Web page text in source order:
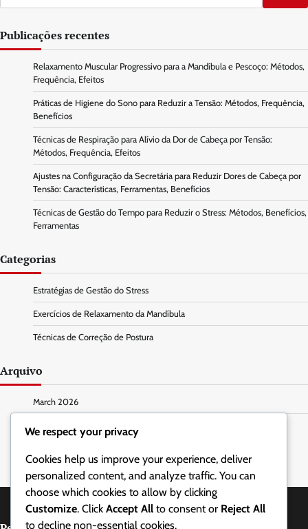
for:
Publicações recentes
Relaxamento Muscular Progressivo para a Mandíbula e Pescoço: Métodos,
Frequência, Efeitos
Práticas de Higiene do Sono para Reduzir a Tensão: Métodos, Frequência,
Benefícios
Técnicas de Respiração para Alívio da Dor de Cabeça por Tensão:
Métodos, Frequência, Efeitos
Ajustes na Configuração da Secretária para Reduzir Dores de Cabeça por
Tensão: Características, Ferramentas, Benefícios
Técnicas de Gestão do Tempo para Reduzir o Stress: Métodos, Benefícios,
Ferramentas
Categorias
Estratégias de Gestão do Stress
Exercícios de Relaxamento da Mandíbula
Técnicas de Correção de Postura
Arquivo
March 2026
February 2026
We respect your privacy
Cookies help us improve your experience, deliver
personalized content, and analyze traffic. You can
choose which cookies to allow by clicking
Customize. Click Accept All to consent or Reject All
to decline non-essential cookies.